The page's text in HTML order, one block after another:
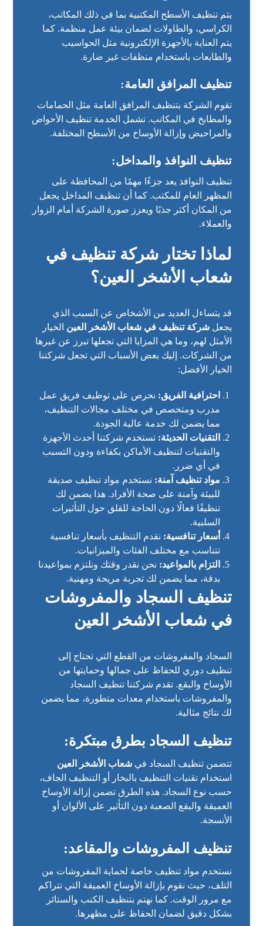
يتم تنظيف الأسطح المكتبية بما في ذلك المكاتب،
الكراسي، والطاولات لضمان بيئة عمل منظمة. كما
يتم العناية بالأجهزة الإلكترونية مثل الحواسيب
والطابعات باستخدام منظفات غير ضارة.
تنظيف المرافق العامة:
تقوم الشركة بتنظيف المرافق العامة مثل الحمامات
والمطابخ في المكاتب. تشمل الخدمة تنظيف الأحواض
والمراحيض وإزالة الأوساخ من الأسطح المختلفة.
تنظيف النوافذ والمداخل:
تنظيف النوافذ يعد جزءًا مهمًا من المحافظة على
المظهر العام للمكتب. كما أن تنظيف المداخل يجعل
من المكان أكثر جذبًا ويعزز صورة الشركة أمام الزوار
والعملاء.
لماذا تختار شركة تنظيف في
شعاب الأشخر العين؟
قد يتساءل العديد من الأشخاص عن السبب الذي
يجعلشركة تنظيف في شعاب الأشخر العين الخيار
الأمثل لهم، وما هي المزايا التي تجعلها تبرز عن غيرها
من الشركات. إليك بعض الأسباب التي تجعل شركتنا
الخيار الأفضل:
احترافية الفريق: نحرص على توظيف فريق عمل
مدرب ومتخصص في مختلف مجالات التنظيف،
مما يضمن لك خدمة عالية الجودة.
التقنيات الحديثة: تستخدم شركتنا أحدث الأجهزة
والتقنيات لتنظيف الأماكن بكفاءة ودون التسبب
في أي ضرر.
مواد تنظيف آمنة: نستخدم مواد تنظيف صديقة
للبيئة وآمنة على صحة الأفراد. هذا يضمن لك
تنظيفًا فعالًا دون الحاجة للقلق حول التأثيرات
السلبية.
أسعار تنافسية: نقدم التنظيف بأسعار تنافسية
تتناسب مع مختلف الفئات والميزانيات.
التزام بالمواعيد: نحن نقدر وقتك ونلتزم بمواعيدنا
بدقة، مما يضمن لك تجربة مريحة ومهنية.
تنظيف السجاد والمفروشات
في شعاب الأشخر العين
السجاد والمفروشات من القطع التي تحتاج إلى
تنظيف دوري للحفاظ على جمالها وحمايتها من
الأوساخ والبقع. تقدم شركتنا تنظيف السجاد
والمفروشات باستخدام معدات متطورة، مما يضمن
لك نتائج مثالية.
تنظيف السجاد بطرق مبتكرة:
تتضمن تنظيف السجاد فيشعاب الأشخر العين
استخدام تقنيات التنظيف بالبخار أو التنظيف الجاف،
حسب نوع السجاد. هذه الطرق تضمن إزالة الأوساخ
العميقة والبقع الصعبة دون التأثير على الألوان أو
الأنسجة.
تنظيف المفروشات والمقاعد:
نستخدم مواد تنظيف خاصة لحماية المفروشات من
التلف، حيث نقوم بإزالة الأوساخ العميقة التي تتراكم
مع مرور الوقت. كما نهتم بتنظيف الكنب والستائر
بشكل دقيق لضمان الحفاظ على مظهرها.